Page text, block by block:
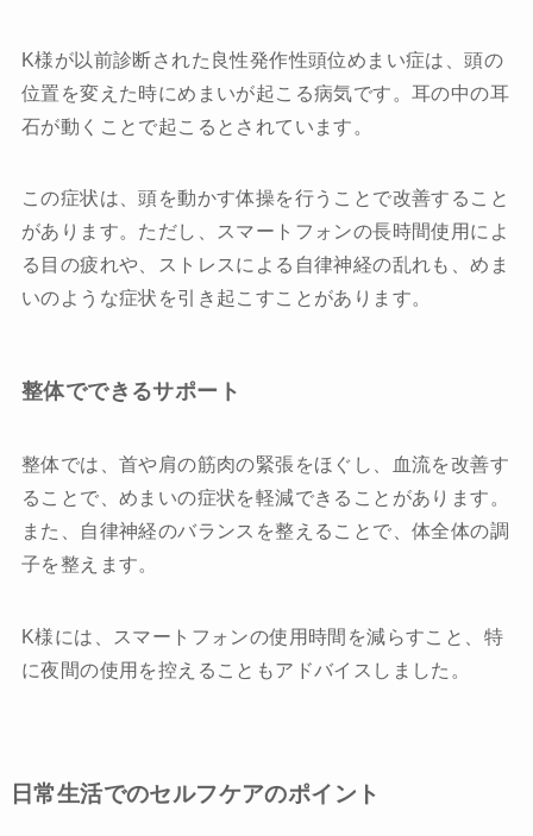
K様が以前診断された良性発作性頭位めまい症は、頭の
位置を変えた時にめまいが起こる病気です。耳の中の耳
石が動くことで起こるとされています。
この症状は、頭を動かす体操を行うことで改善すること
があります。ただし、スマートフォンの長時間使用によ
る目の疲れや、ストレスによる自律神経の乱れも、めま
いのような症状を引き起こすことがあります。
整体でできるサポート
整体では、首や肩の筋肉の緊張をほぐし、血流を改善す
ることで、めまいの症状を軽減できることがあります。
また、自律神経のバランスを整えることで、体全体の調
子を整えます。
K様には、スマートフォンの使用時間を減らすこと、特
に夜間の使用を控えることもアドバイスしました。
日常生活でのセルフケアのポイント